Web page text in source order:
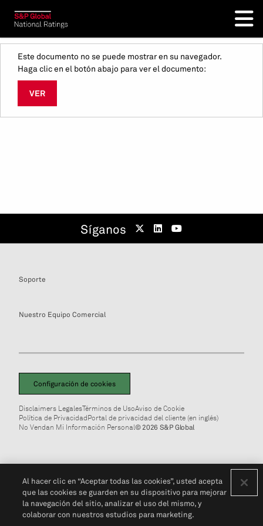
Este documento no se puede mostrar en su navegador.
Haga clic en el botón abajo para ver el documento:
VER
Síganos
Soporte
Nuestro Equipo Comercial
Configuración de cookies
Disclaimers LegalesTérminos de UsoAviso de Cookie
Política de PrivacidadPortal de privacidad del cliente (en inglés)
No Vendan Mi Información Personal© 2026 S&P Global
Al hacer clic en “Aceptar todas las cookies”, usted acepta
que las cookies se guarden en su dispositivo para mejorar
la navegación del sitio, analizar el uso del mismo, y
colaborar con nuestros estudios para marketing.